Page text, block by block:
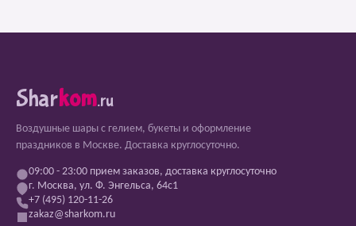
Sharkom.ru
Воздушные шары с гелием, букеты и оформление
праздников в Москве. Доставка круглосуточно.
09:00 - 23:00 прием заказов, доставка круглосуточно
г. Москва, ул. Ф. Энгельса, 64с1
+7 (495) 120-11-26
zakaz@sharkom.ru